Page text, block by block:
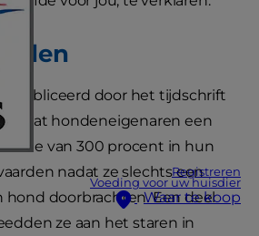
Registreren
Voeding voor uw huisdier
Waar te koop
door het tijdschrift
dat hondeneigenaren een
van 300 procent in hun
nadat ze slechts een
hond doorbrachten. Een deel
ze aan het staren in